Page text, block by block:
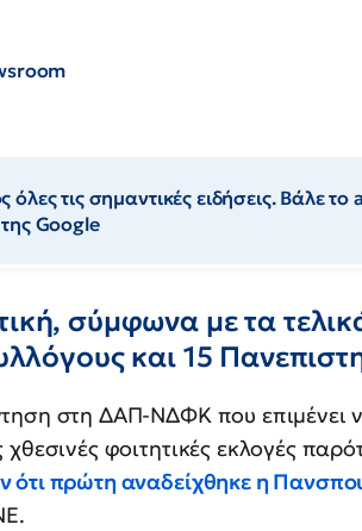
τις σημαντικές ειδήσεις. Βάλε
Google
σύμφωνα με τα
και 15
στη ΔΑΠ-ΝΔΦΚ που επιμένει
χθεσινές φοιτητικές εκλογές
ότι πρώτη αναδείχθηκε η